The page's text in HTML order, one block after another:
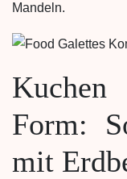
Mandeln.
Form:
mit